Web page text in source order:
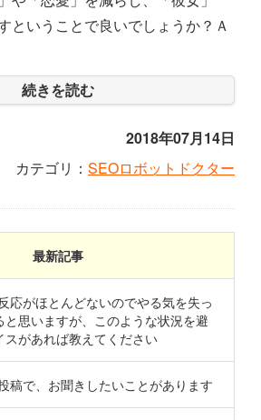
ということで良いでしょうか？Ａ
続きを読む
2018年07月14日
カテゴリ： SEOロボットドクター
最新記事
応がほとんどないのでやる気を失っ
と思いますが、このような状況を避
スがあれば教えてください
稿で、お聞きしたいことがあります